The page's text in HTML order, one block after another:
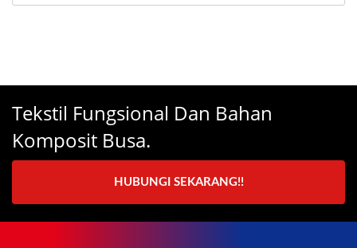
Tekstil Fungsional Dan Bahan
Komposit Busa.
HUBUNGI SEKARANG!!